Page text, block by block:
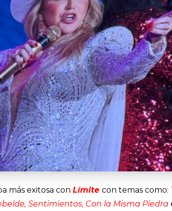
más exitosa con Límite con temas como:
Sentimientos, Con la Misma Piedra